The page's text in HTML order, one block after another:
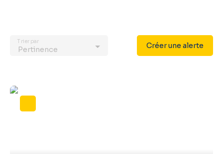
Pertinence
Trier par Créer une alerte